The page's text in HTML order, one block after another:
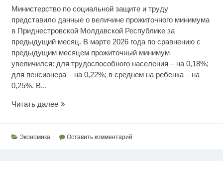
Министерство по социальной защите и труду
представило данные о величине прожиточного минимума
в Приднестровской Молдавской Республике за
предыдущий месяц. В марте 2026 года по сравнению с
предыдущим месяцем прожиточный минимум
увеличился: для трудоспособного населения – на 0,18%;
для пенсионера – на 0,22%; в среднем на ребенка – на
0,25%. В...
Читать далееМартовский
Экономика Оставить комментарий